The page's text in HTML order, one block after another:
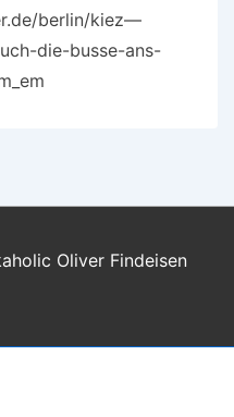
berlin/kiez—
die-busse-ans-
Oliver Findeisen